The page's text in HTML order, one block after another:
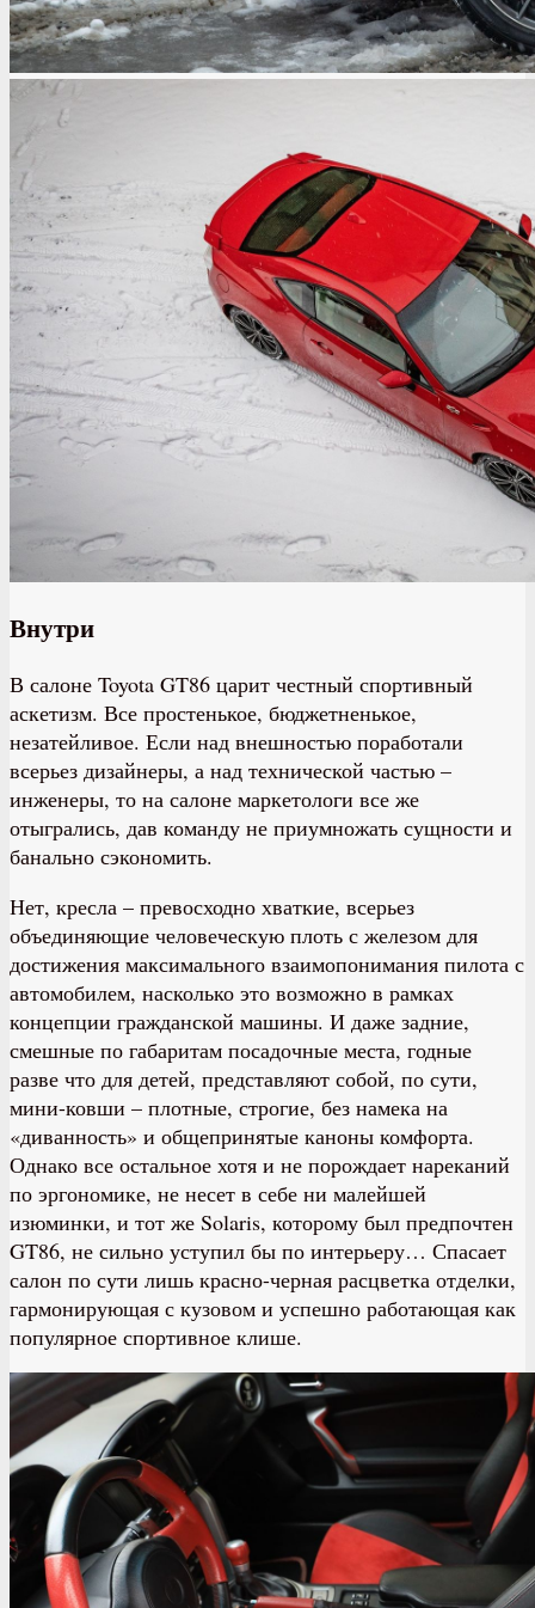
Внутри
В салоне Toyota GT86 царит честный спортивный
аскетизм. Все простенькое, бюджетненькое,
незатейливое. Если над внешностью поработали
всерьез дизайнеры, а над технической частью –
инженеры, то на салоне маркетологи все же
отыгрались, дав команду не приумножать сущности и
банально сэкономить.
Нет, кресла – превосходно хваткие, всерьез
объединяющие человеческую плоть с железом для
достижения максимального взаимопонимания пилота с
автомобилем, насколько это возможно в рамках
концепции гражданской машины. И даже задние,
смешные по габаритам посадочные места, годные
разве что для детей, представляют собой, по сути,
мини-ковши – плотные, строгие, без намека на
«диванность» и общепринятые каноны комфорта.
Однако все остальное хотя и не порождает нареканий
по эргономике, не несет в себе ни малейшей
изюминки, и тот же Solaris, которому был предпочтен
GT86, не сильно уступил бы по интерьеру… Спасает
салон по сути лишь красно-черная расцветка отделки,
гармонирующая с кузовом и успешно работающая как
популярное спортивное клише.